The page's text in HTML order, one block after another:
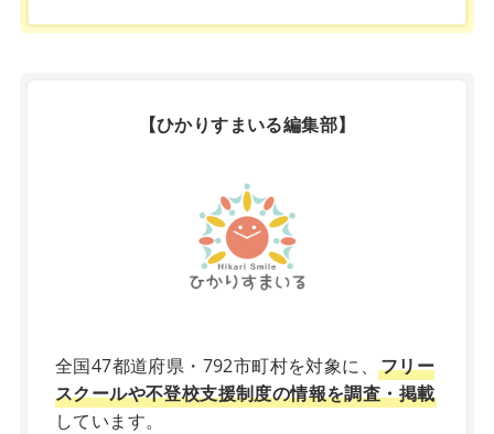
【ひかりすまいる編集部】
全国47都道府県・792市町村を対象に、 フリー
スクールや不登校支援制度の情報を調査・掲載
しています。